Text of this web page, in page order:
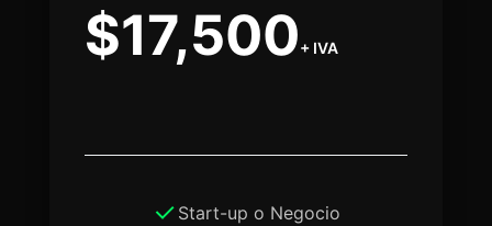
$17,500+ IVA
Start-up o Negocio